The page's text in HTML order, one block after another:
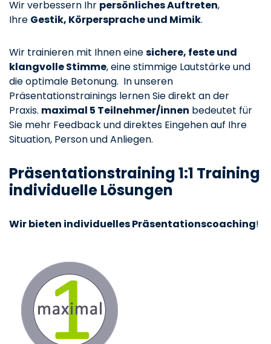
Wir verbessern Ihr persönliches Auftreten,
Ihre Gestik, Körpersprache und Mimik.
Wir trainieren mit Ihnen einesichere, feste und
klangvolle Stimme, eine stimmige Lautstärke und
die optimale Betonung. In unseren
Präsentationstrainings lernen Sie direkt an der
Praxis. maximal 5 Teilnehmer/innen bedeutet für
Sie mehr Feedback und direktes Eingehen auf Ihre
Situation, Person und Anliegen.
Präsentationstraining 1:1 Training
individuelle Lösungen
Wir bieten individuelles Präsentationscoaching!